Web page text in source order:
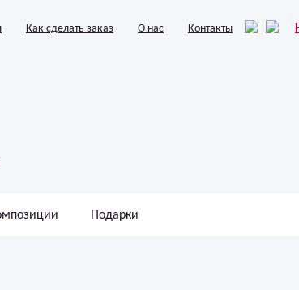
Как сделать заказ О нас Контакты
Подарки